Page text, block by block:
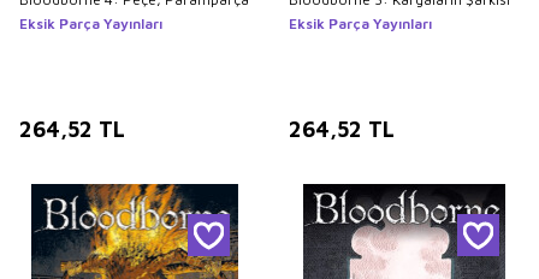
Eksik Parça Yayınları
264,52 TL
Eksik Parça Yayınları
264,52 TL